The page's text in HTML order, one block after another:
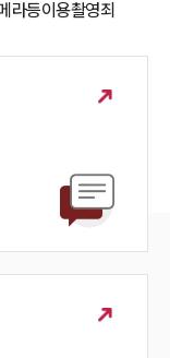
라등이용촬영죄